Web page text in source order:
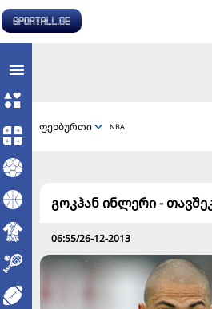
ფეხბურთი NBA
გოკჰან ინლერი -
06:55/26-12-2013